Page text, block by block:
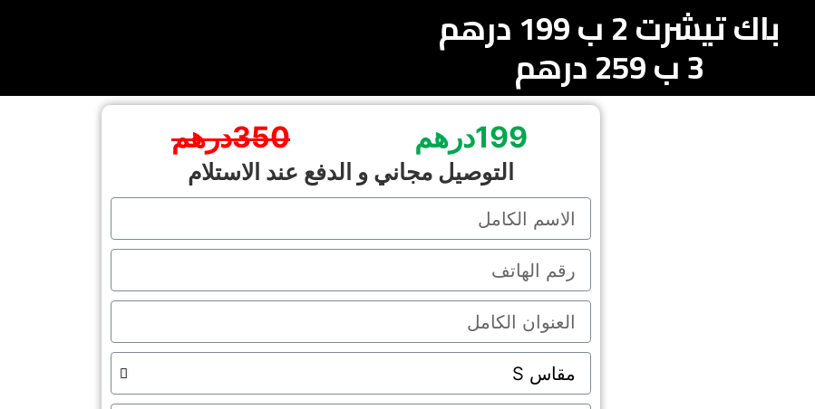
باك تيشرت 2 ب 199 درهم
3 ب 259 درهم
199درهم 350درهم
التوصيل مجاني و الدفع عند الاستلام